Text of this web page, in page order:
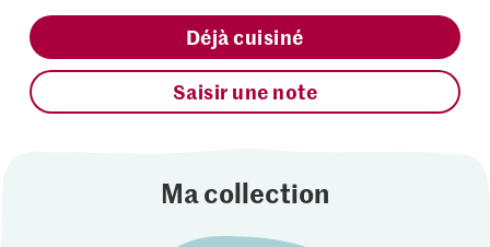
Déjà cuisiné
Saisir une note
Ma collection